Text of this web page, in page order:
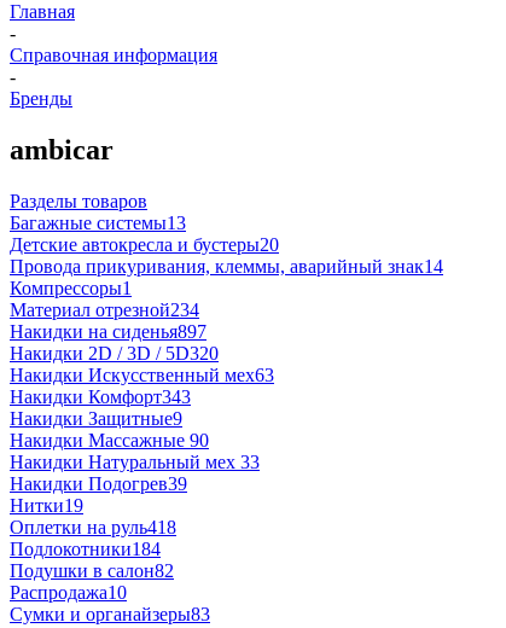
Главная
-
Справочная информация
-
Бренды
ambicar
Разделы товаров
Багажные системы13
Детские автокресла и бустеры20
Провода прикуривания, клеммы, аварийный знак14
Компрессоры1
Материал отрезной234
Накидки на сиденья897
Накидки 2D / 3D / 5D320
Накидки Искусственный мех63
Накидки Комфорт343
Накидки Защитные9
Накидки Массажные 90
Накидки Натуральный мех 33
Накидки Подогрев39
Нитки19
Оплетки на руль418
Подлокотники184
Подушки в салон82
Распродажа10
Сумки и органайзеры83